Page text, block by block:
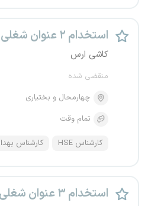
استخدام ۲ عنوان شغلی
کاشی ارس
منقضی شده
چهارمحال و بختیاری
تمام وقت
کارشناس HSE کارشناس
استخدام ۳ عنوان شغلی